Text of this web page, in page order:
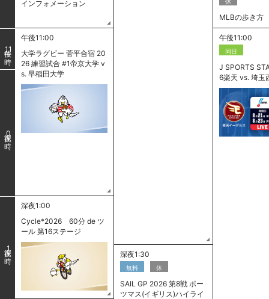
インフォメーション
MLBの歩き方
11
午後11:00
大学ラグビー 菅平合宿 20
26 練習試合 #1帝京大学 v
s. 早稲田大学
午後11:00
同日
J SPORTS
6楽天 vs. 埼玉
0
1
深夜1:00
Cycle*2026 60分 de ツ
ール 第16ステージ
深夜1:30
無料 休
SAIL GP 2026 第8戦 ポー
ツマス(イギリス)ハイライ